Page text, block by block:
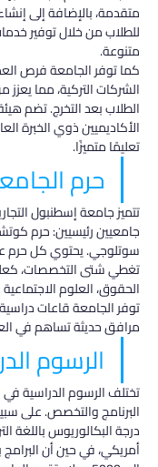
متقدمة، بالإضافة إلى
للطلاب من خلال توفير
متنوعة.
كما توفر الجامعة فرص
الشركات التركية، مما
الطلاب بعد التخرج. تضم
الأكاديميين ذوي الخبرة
تعليمًا متميزًا.
حرم
تتميز جامعة إسطنبول
جامعيين رئيسيين: حرم
سوتلوجي. يحتوي كل حرم
تغطي شتى التخصصات،
الحقوق، العلوم الاجتماعية
توفر الجامعة قاعات
مرافق حديثة تساهم في
الرسوم
تختلف الرسوم الدراسية
البرنامج والتخصص. على
أمريكي، في حين أن البرامج